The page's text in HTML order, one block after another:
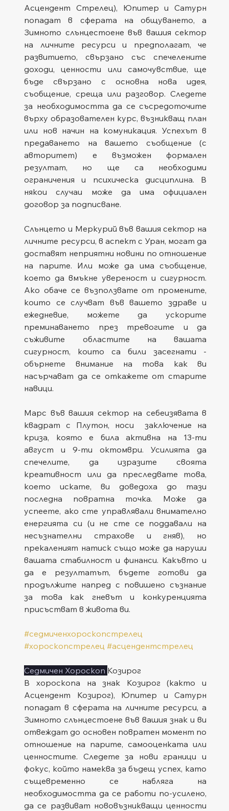
Асцендент Стрелец), Юпитер и Сатурн
попадат в сферата на общуването, а
Зимното слънцестоене във вашия сектор
на личните ресурси и предполагат, че
развитието, свързано със спечелените
доходи, ценности или самочувствие, ще
бъде свързано с основна нова идея,
съобщение, среща или разговор. Следете
за необходимостта да се съсредоточите
върху образователен курс, възникващ план
или нов начин на комуникация. Успехът в
предаването на вашето съобщение (с
авторитет) е възможен формален
резултат, но ще са необходими
ограничения и психическа дисциплина. В
някои случаи може да има официален
договор за подписване.
Слънцето и Меркурий във вашия сектор на
личните ресурси, в аспект с Уран, могат да
доставят неприятни новини по отношение
на парите. Или може да има съобщение,
което да вмъкне увереност и сигурност.
Ако обаче се възползвате от промените,
които се случват във вашето здраве и
ежедневие, можете да ускорите
преминаването през тревогите и да
съживите областите на вашата
сигурност, които са били засегнати -
обърнете внимание на това как ви
насърчават да се откажете от старите
навици.
Марс във вашия сектор на себеизявата в
квадрат с Плутон, носи  заключение на
криза, която е била активна на 13-ти
август и 9-ти октомври. Усилията да
спечелите, да изразите своята
креативност или да преследвате това,
което искате, ви доведоха до тази
последна повратна точка. Може да
успеете, ако сте управлявали внимателно
енергията си (и не сте се поддавали на
несъзнателни страхове и гняв), но
прекаленият натиск също може да наруши
вашата стабилност и финанси. Какъвто и
да е резултатът, бъдете готови да
продължите напред с повишено съзнание
за това как гневът и конкуренцията
присъстват в живота ви.
#седмиченхороскопстрелец
#хороскопстрелец #асцендентстрелец
Седмичен Хороскоп Козирог
В хороскопа на знак Козирог (както и
Асцендент Козирог), Юпитер и Сатурн
попадат в сферата на личните ресурси, а
Зимното слънцестоене във вашия знак и ви
отвеждат до основен повратен момент по
отношение на парите, самооценката или
ценностите. Следете за нови граници и
фокус, който намеква за бъдещ успех, като
същевременно се набляга на
необходимостта да се работи по-усилено,
да се развиват нововъзникващи ценности